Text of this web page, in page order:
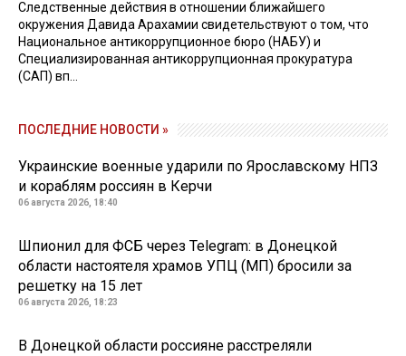
Следственные действия в отношении ближайшего
окружения Давида Арахамии свидетельствуют о том, что
Национальное антикоррупционное бюро (НАБУ) и
Специализированная антикоррупционная прокуратура
(САП) вп...
ПОСЛЕДНИЕ НОВОСТИ »
Украинские военные ударили по Ярославскому НПЗ
и кораблям россиян в Керчи
06 августа 2026, 18:40
Шпионил для ФСБ через Telegram: в Донецкой
области настоятеля храмов УПЦ (МП) бросили за
решетку на 15 лет
06 августа 2026, 18:23
В Донецкой области россияне расстреляли